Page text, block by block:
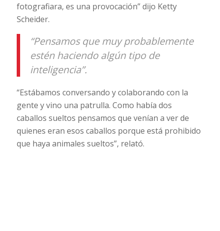
fotografiara, es una provocación” dijo Ketty
Scheider.
“Pensamos que muy probablemente
estén haciendo algún tipo de
inteligencia”.
“Estábamos conversando y colaborando con la
gente y vino una patrulla. Como había dos
caballos sueltos pensamos que venían a ver de
quienes eran esos caballos porque está prohibido
que haya animales sueltos”, relató.